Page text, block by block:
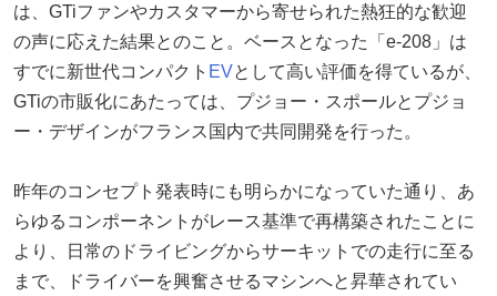
は、GTiファンやカスタマーから寄せられた熱狂的な歓迎
の声に応えた結果とのこと。ベースとなった「e-208」は
すでに新世代コンパクト EVとして高い評価を得ているが、
GTiの市販化にあたっては、プジョー・スポールとプジョ
ー・デザインがフランス国内で共同開発を行った。
昨年のコンセプト発表時にも明らかになっていた通り、あ
らゆるコンポーネントがレース基準で再構築されたことに
より、日常のドライビングからサーキットでの走行に至る
まで、ドライバーを興奮させるマシンへと昇華されてい